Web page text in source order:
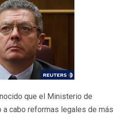
que el Ministerio de
cabo reformas legales de más